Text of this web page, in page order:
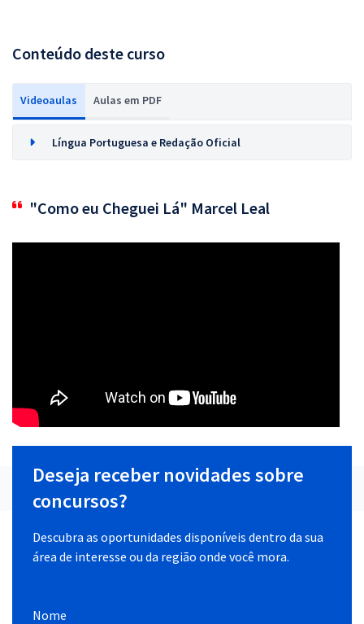
Conteúdo deste curso
Videoaulas Aulas em PDF
Língua Portuguesa e Redação Oficial
"Como eu Cheguei Lá" Marcel Leal
Deseja receber novidades sobre
concursos?
Descubra as oportunidades disponíveis dentro da sua
área de interesse ou da região onde você mora.
Nome